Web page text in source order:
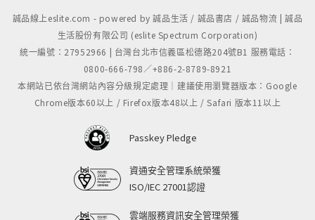
誠品線上eslite.com - powered by 誠品生活 / 誠品書店 / 誠品物流 | 誠品
生活股份有限公司 (eslite Spectrum Corporation)
統一編號：27952966 | 台灣台北市信義區松德路204號B1 服務電話：
0800-666-798／+886-2-8789-8921
本網站已依台灣網站內容分級規定處理｜建議使用瀏覽器版本：Google
Chrome版本60以上 / Firefox版本48以上 / Safari 版本11以上
Passkey Pledge
資通安全管理系統榮獲
ISO/IEC 27001認證
雲端服務資訊安全管理榮獲